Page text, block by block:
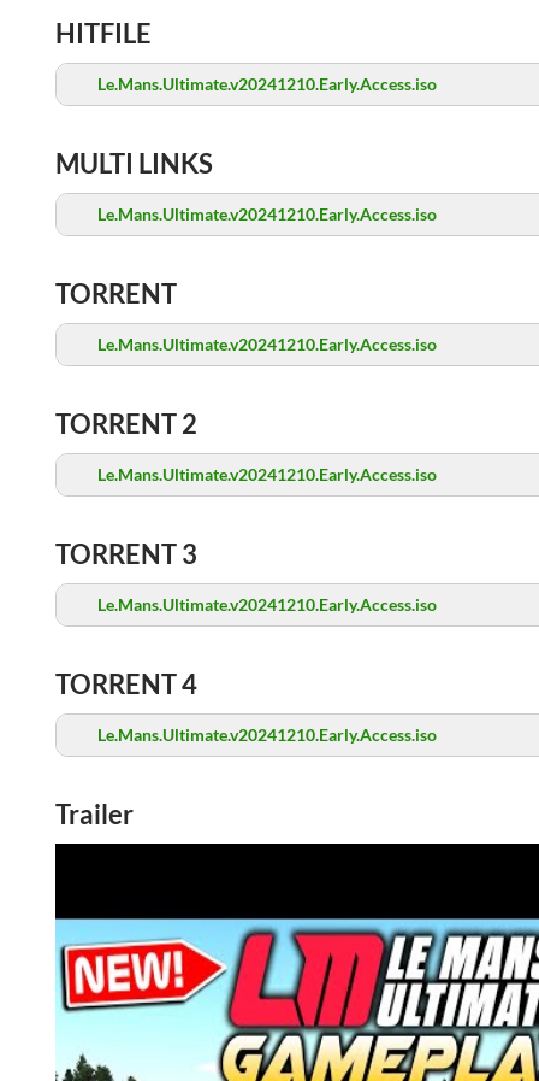
HITFILE
Le.Mans.Ultimate.v20241210.Early.Access.iso
MULTI LINKS
Le.Mans.Ultimate.v20241210.Early.Access.iso
TORRENT
Le.Mans.Ultimate.v20241210.Early.Access.iso
TORRENT 2
Le.Mans.Ultimate.v20241210.Early.Access.iso
TORRENT 3
Le.Mans.Ultimate.v20241210.Early.Access.iso
TORRENT 4
Le.Mans.Ultimate.v20241210.Early.Access.iso
Trailer